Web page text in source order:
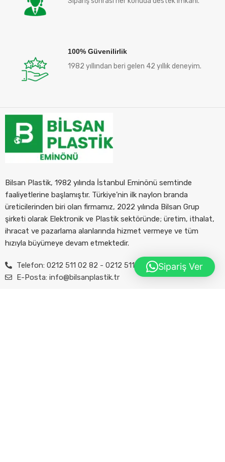
100% Güvenilirlik
1982 yıllından beri gelen 42 yıllık deneyim.
Bilsan Plastik, 1982 yılında İstanbul Eminönü semtinde
faaliyetlerine başlamıştır. Türkiye’nin ilk naylon branda
üreticilerinden biri olan firmamız, 2022 yılında Bilsan Grup
şirketi olarak Elektronik ve Plastik sektöründe; üretim, ithalat,
ihracat ve pazarlama alanlarında hizmet vermeye ve tüm
hızıyla büyümeye devam etmektedir.
Telefon: 0212 511 02 82 - 0212 511 83 66
E-Posta: info@bilsanplastik.tr
Sipariş Ver